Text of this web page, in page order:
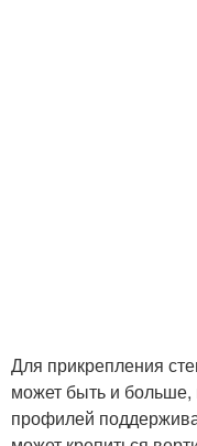
Для прикрепления
может быть и больше,
профилей